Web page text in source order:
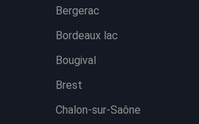
Bergerac
Bordeaux lac
Bougival
Brest
Chalon-sur-Saône